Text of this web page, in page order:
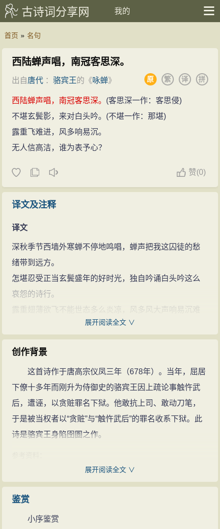
古诗词分享网 我的
首页 » 名句
西陆蝉声唱，南冠客思深。
出自唐代 ：骆宾王的《咏蝉》 拼
译
繁
原
西陆蝉声唱，南冠客思深。 (客思深一作：客思侵)
不堪玄鬓影，来对白头吟。(不堪一作：那堪)
露重飞难进，风多响易沉。
无人信高洁，谁为表予心？
赞(0)
译文及注释
译文
深秋季节西墙外寒蝉不停地鸣唱，蝉声把我这囚徒的愁
绪带到远方。
怎堪忍受正当玄鬓盛年的好时光，独自吟诵白头吟这么
哀怨的诗行。
露重翅薄欲飞不能世态多么炎凉，风多风大声响易沉难
无人知道我像秋蝉般的清廉高洁，有谁能为我表白冰晶
玉洁的心肠？
注释
露重：秋露浓重。飞难进：是说蝉难以高飞。
响：指蝉声。沉：沉没，掩盖。
高洁：清高洁白。古人认为蝉栖高饮露，是高洁之物。
作者因以自喻。
展开阅读全文 ∨
创作背景
这首诗作于唐高宗仪凤三年（678年）。当年，屈居
下僚十多年而刚升为侍御史的骆宾王因上疏论事触忤武
后，遭诬，以贪赃罪名下狱。他敢抗上司、敢动刀笔，
于是被当权者以“贪赃”与“触忤武后”的罪名收系下狱。此
诗是骆宾王身陷囹圄之作。
1、沈熙乾 等．唐诗鉴赏辞典．上海：上海辞书出版社，1983：
展开阅读全文 ∨
鉴赏
小序鉴赏